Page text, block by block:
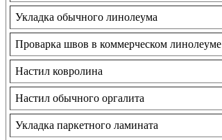
Укладка обычного линолеума
Проварка швов в коммерческом линолеуме
Настил ковролина
Настил обычного оргалита
Укладка паркетного ламината